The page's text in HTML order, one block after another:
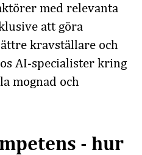
med relevanta
att göra
kravställare och
AI-specialister kring
mognad och
- hur